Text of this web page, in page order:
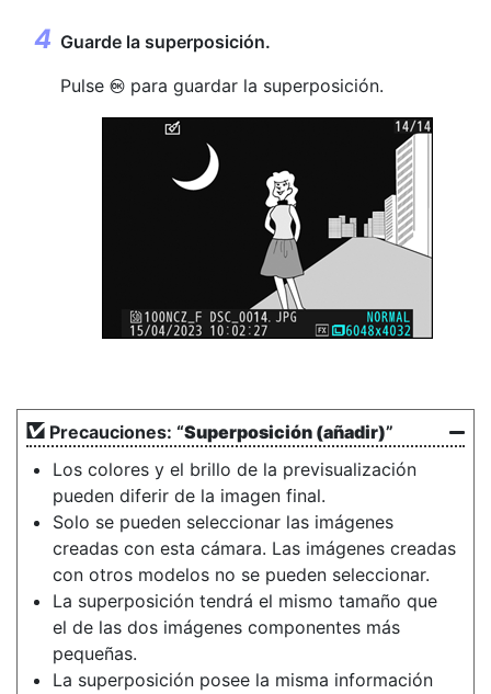
Guarde la superposición.
Pulse J para guardar la superposición.
Precauciones: “Superposición (añadir)”
Los colores y el brillo de la previsualización
pueden diferir de la imagen final.
Solo se pueden seleccionar las imágenes
creadas con esta cámara. Las imágenes creadas
con otros modelos no se pueden seleccionar.
La superposición tendrá el mismo tamaño que
el de las dos imágenes componentes más
pequeñas.
La superposición posee la misma información